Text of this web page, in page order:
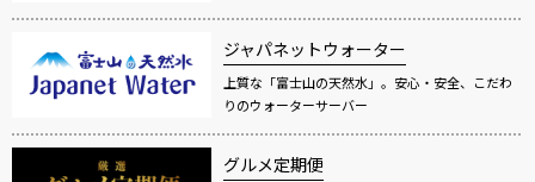
ジャパネットウォーター
上質な「富士山の天然水」。安心・安全、こだわ
りのウォーターサーバー
グルメ定期便